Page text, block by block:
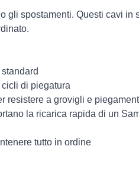
gli spostamenti. Questi cavi
di piegatura
resistere a grovigli e
la ricarica rapida di un
tutto in ordine